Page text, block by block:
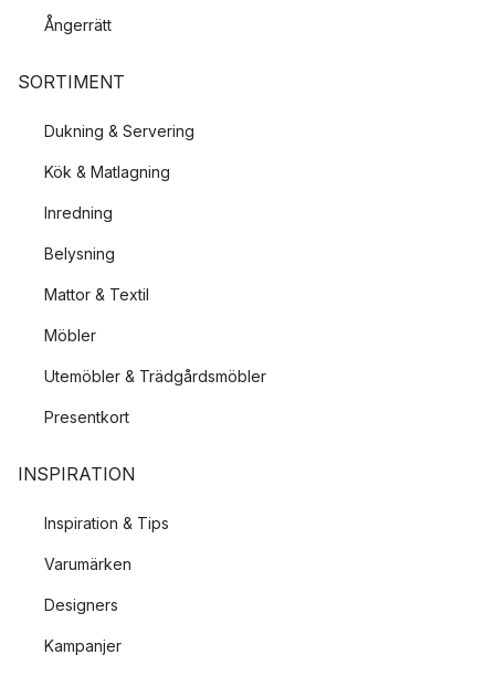
Ångerrätt
SORTIMENT
Dukning & Servering
Kök & Matlagning
Inredning
Belysning
Mattor & Textil
Möbler
Utemöbler & Trädgårdsmöbler
Presentkort
INSPIRATION
Inspiration & Tips
Varumärken
Designers
Kampanjer